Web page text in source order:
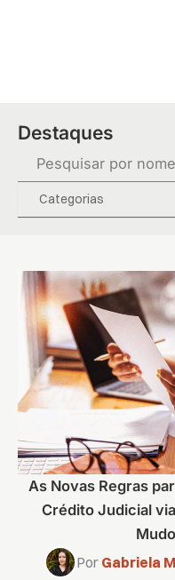
Destaques
As Novas Regras
Crédito Judicial
Por Gabriela